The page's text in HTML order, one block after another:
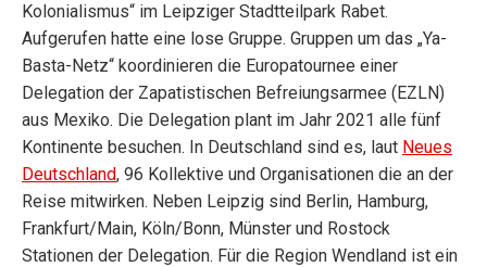
Kolonialismus“ im Leipziger Stadtteilpark Rabet.
Aufgerufen hatte eine lose Gruppe. Gruppen um das „Ya-
Basta-Netz“ koordinieren die Europatournee einer
Delegation der Zapatistischen Befreiungsarmee (EZLN)
aus Mexiko. Die Delegation plant im Jahr 2021 alle fünf
Kontinente besuchen. In Deutschland sind es, laut Neues
Deutschland, 96 Kollektive und Organisationen die an der
Reise mitwirken. Neben Leipzig sind Berlin, Hamburg,
Frankfurt/Main, Köln/Bonn, Münster und Rostock
Stationen der Delegation. Für die Region Wendland ist ein